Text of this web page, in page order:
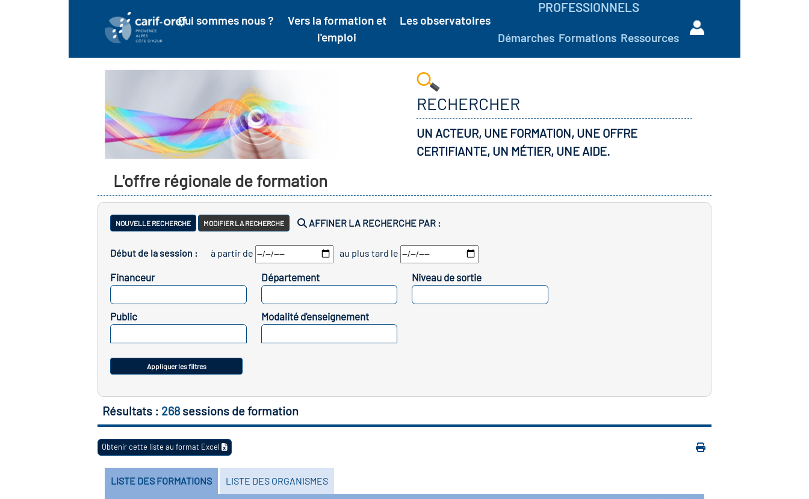
Qui sommes nous ?
Vers la formation et
l'emploi
Les observatoires
PROFESSIONNELS
Démarches Formations Ressources
RECHERCHER
UN ACTEUR, UNE FORMATION, UNE OFFRE
CERTIFIANTE, UN MÉTIER, UNE AIDE.
L'offre régionale de formation
NOUVELLE RECHERCHE MODIFIER LA RECHERCHE AFFINER LA RECHERCHE PAR :
Début de la session : à partir de au plus tard le
Financeur Département Niveau de sortie
Public Modalité d'enseignement
Appliquer les filtres
Résultats : 268 sessions de formation
Obtenir cette liste au format Excel
LISTE DES FORMATIONS LISTE DES ORGANISMES